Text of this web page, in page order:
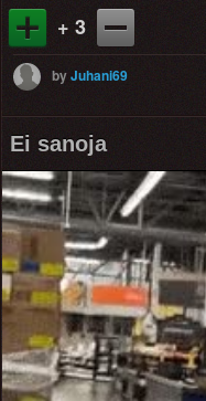
+ 3
byJuhani69
Ei sanoja